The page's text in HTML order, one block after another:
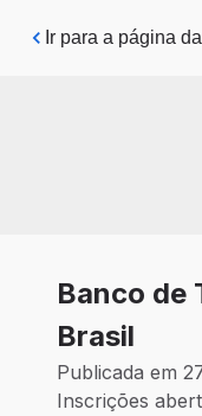
Pular para o
Ir para a página
Banco de
Brasil
Publicada em
Inscrições